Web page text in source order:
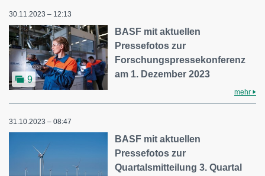
30.11.2023 – 12:13
9
BASF mit aktuellen
Pressefotos zur
Forschungspressekonferenz
am 1. Dezember 2023
mehr
31.10.2023 – 08:47
BASF mit aktuellen
Pressefotos zur
Quartalsmitteilung 3. Quartal